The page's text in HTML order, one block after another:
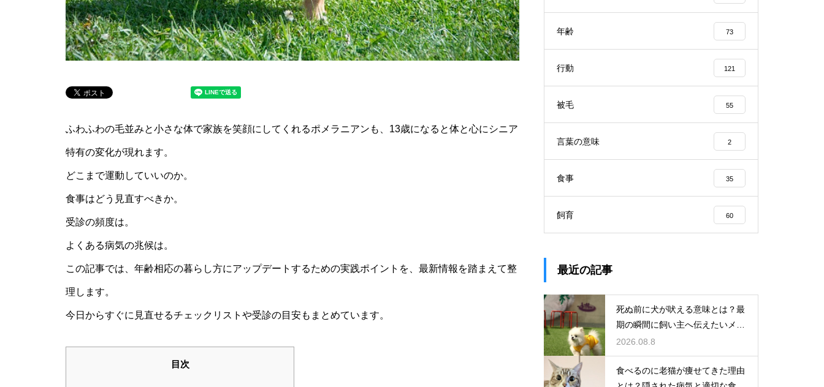
ふわふわの毛並みと小さな体で家族を笑顔にしてくれるポメラニアンも、13歳になると体と心にシニア
特有の変化が現れます。
どこまで運動していいのか。
食事はどう見直すべきか。
受診の頻度は。
よくある病気の兆候は。
この記事では、年齢相応の暮らし方にアップデートするための実践ポイントを、最新情報を踏まえて整
理します。
今日からすぐに見直せるチェックリストや受診の目安もまとめています。
目次
年齢 73
行動 121
被毛 55
言葉の意味 2
食事 35
飼育 60
最近の記事
死ぬ前に犬が吠える意味とは？最
期の瞬間に飼い主へ伝えたいメッ
セージ
2026.08.8
食べるのに老猫が痩せてきた理由